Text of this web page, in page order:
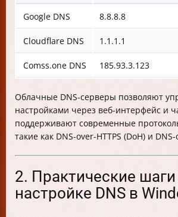
Google DNS 8.8.8.8
Cloudflare DNS 1.1.1.1
Comss.one DNS 185.93.3.123
Облачные DNS-серверы позволяют
настройками через веб-интерфейс и
поддерживают современные
такие как DNS-over-HTTPS (DoH) и DNS-
2. Практические
настройке DNS в